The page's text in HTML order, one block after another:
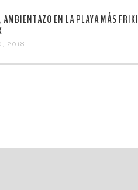
AMBIENTAZO EN LA PLAYA MÁS FRIKI
2018